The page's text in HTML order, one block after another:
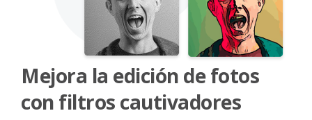
Mejora la edición de fotos
con filtros cautivadores